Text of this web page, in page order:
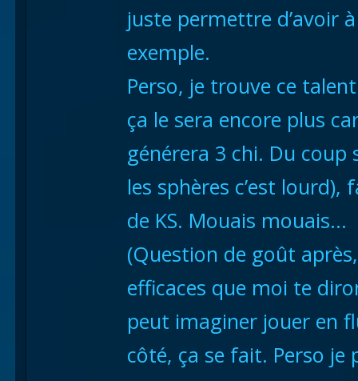
juste permettre d’avoir
exemple.
Perso, je trouve ce
ça le sera encore plus
générera 3 chi. Du coup
les sphères c’est lourd),
de KS. Mouais mouais…
(Question de goût
efficaces que moi te
peut imaginer jouer en
côté, ça se fait. Perso je